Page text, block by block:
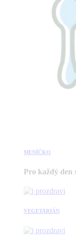
MENÍČKO
Pro každý den
VEGETARIÁN